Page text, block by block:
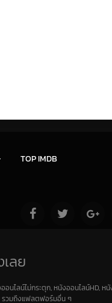
TOP IMDB
ลย
ไลน์ไม่กระตุก, หนังออนไลน์HD, หนั
รวมถึงแฟลตฟอร์มอื่น ๆ